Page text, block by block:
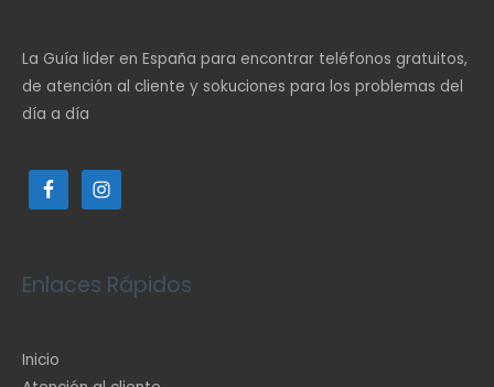
La Guía lider en España para encontrar teléfonos gratuitos,
de atención al cliente y sokuciones para los problemas del
día a día
Enlaces Rápidos
Inicio